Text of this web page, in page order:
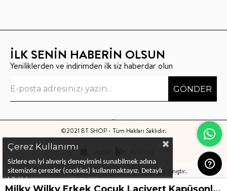
İLK SENİN HABERİN OLSUN
Yeniliklerden ve indirimden ilk siz haberdar olun
GÖNDER
©2021 BT SHOP - Tüm Hakları Saklıdır.
Bu sitenin kurulumuKeyo Digitaltarafından yapılmıştır.
Çerez Kullanımı
Sizlere en iyi alıveriş deneyimini sunabilmek adına
sitemizde çerezler (cookies) kullanmaktayız. Detaylı
bilgi için KVKK ve Gizlilik Politikası veÇerez
Politikalarını inceleyebilirsiniz